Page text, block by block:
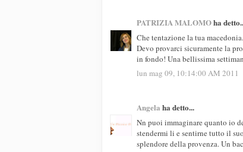
PATRIZIA MALOMOha
Che tentazione la tua
Devo provarci sicuramente la
in fondo! Una bellissima
lun mag 09, 10:14:00 AM 2011
Angela ha detto...
Nn puoi immaginare quanto io
stendermi li e sentirne tutto il
splendore della provenza. Un